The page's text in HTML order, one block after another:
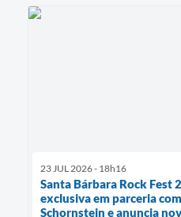
23 JUL 2026 - 18h16
Santa Bárbara Rock Fest
exclusiva em parceria
Schornstein e anuncia